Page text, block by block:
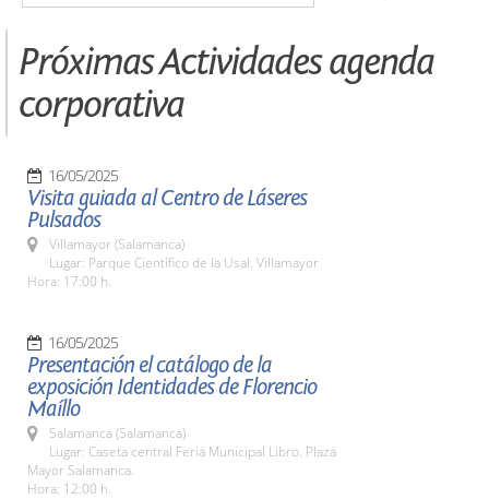
Próximas Actividades agenda
corporativa
16/05/2025
Visita guiada al Centro de Láseres
Pulsados
Villamayor (Salamanca)
Lugar: Parque Científico de la Usal. Villamayor
Hora: 17:00 h.
16/05/2025
Presentación el catálogo de la
exposición Identidades de Florencio
Maíllo
Salamanca (Salamanca)
Lugar: Caseta central Feria Municipal Libro. Plaza
Mayor Salamanca.
Hora: 12:00 h.